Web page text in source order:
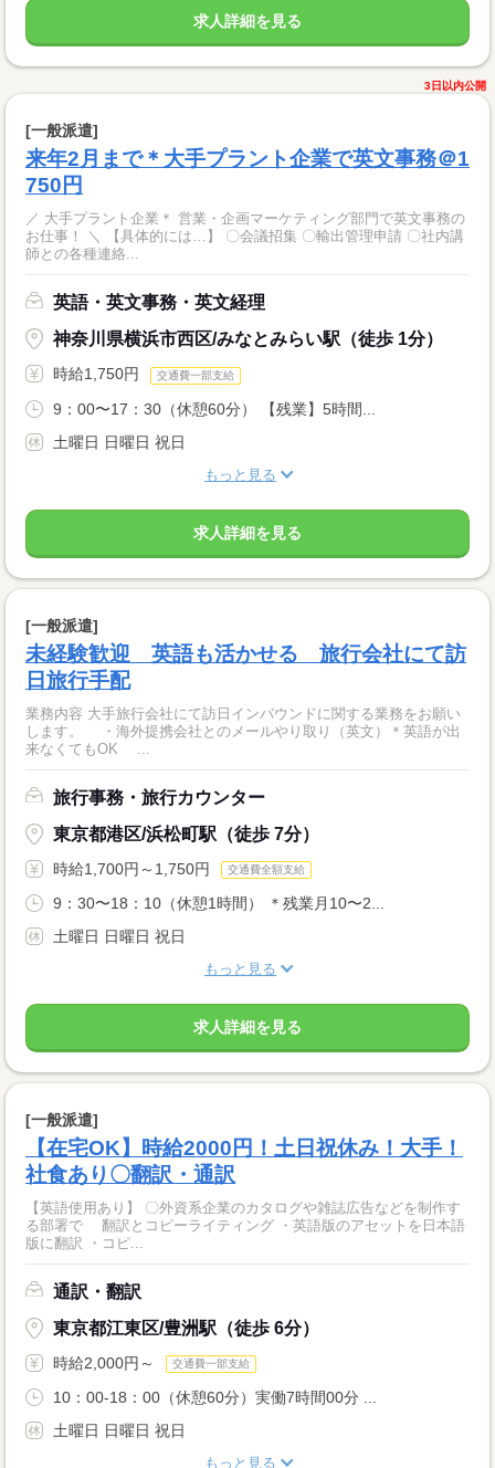
求人詳細を見る
3日以内公開
[一般派遣]
来年2月まで＊大手プラント企業で英文事務＠1
750円
／ 大手プラント企業＊ 営業・企画マーケティング部門で英文事務の
お仕事！ ＼ 【具体的には…】 〇会議招集 〇輸出管理申請 〇社内講
師との各種連絡...
英語・英文事務・英文経理
神奈川県横浜市西区/みなとみらい駅（徒歩 1分）
時給1,750円 交通費一部支給
9：00〜17：30（休憩60分） 【残業】5時間...
土曜日 日曜日 祝日
もっと見る
求人詳細を見る
[一般派遣]
未経験歓迎 英語も活かせる 旅行会社にて訪
日旅行手配
業務内容 大手旅行会社にて訪日インバウンドに関する業務をお願い
します。 ・海外提携会社とのメールやり取り（英文）＊英語が出
来なくてもOK ...
旅行事務・旅行カウンター
東京都港区/浜松町駅（徒歩 7分）
時給1,700円～1,750円 交通費全額支給
9：30〜18：10（休憩1時間） ＊残業月10〜2...
土曜日 日曜日 祝日
もっと見る
求人詳細を見る
[一般派遣]
【在宅OK】時給2000円！土日祝休み！大手！
社食あり〇翻訳・通訳
【英語使用あり】 〇外資系企業のカタログや雑誌広告などを制作す
る部署で 翻訳とコピーライティング ・英語版のアセットを日本語
版に翻訳 ・コピ...
通訳・翻訳
東京都江東区/豊洲駅（徒歩 6分）
時給2,000円～ 交通費一部支給
10：00-18：00（休憩60分）実働7時間00分 ...
土曜日 日曜日 祝日
もっと見る